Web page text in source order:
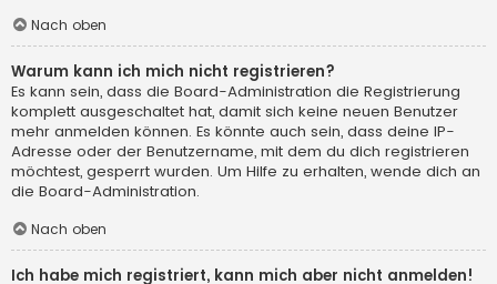
Nach oben
Warum kann ich mich nicht registrieren?
Es kann sein, dass die Board-Administration die Registrierung
komplett ausgeschaltet hat, damit sich keine neuen Benutzer
mehr anmelden können. Es könnte auch sein, dass deine IP-
Adresse oder der Benutzername, mit dem du dich registrieren
möchtest, gesperrt wurden. Um Hilfe zu erhalten, wende dich an
die Board-Administration.
Nach oben
Ich habe mich registriert, kann mich aber nicht anmelden!